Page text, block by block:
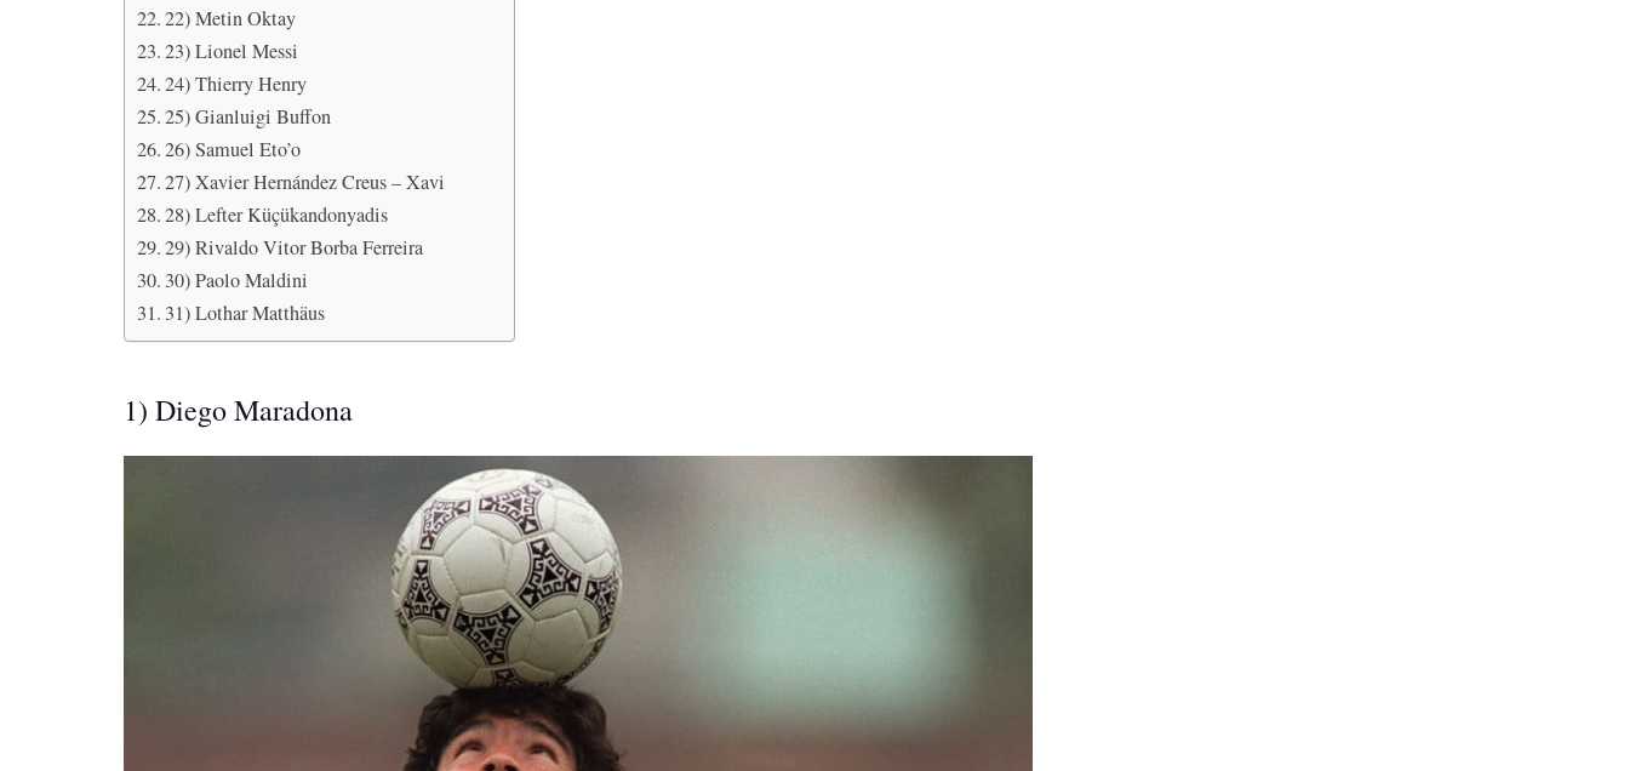
22) Metin Oktay
23) Lionel Messi
24) Thierry Henry
25) Gianluigi Buffon
26) Samuel Eto’o
27) Xavier Hernández Creus – Xavi
28) Lefter Küçükandonyadis
29) Rivaldo Vitor Borba Ferreira
30) Paolo Maldini
31) Lothar Matthäus
1) Diego Maradona